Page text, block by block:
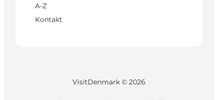
A-Z
Kontakt
VisitDenmark © 2026